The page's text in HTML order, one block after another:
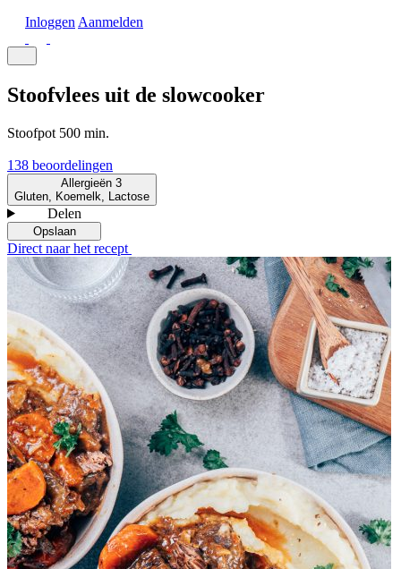
Inloggen Aanmelden
Stoofvlees uit de slowcooker
Stoofpot 500 min.
138 beoordelingen
Allergieën 3
Gluten, Koemelk, Lactose
Delen
Opslaan
Direct naar het recept